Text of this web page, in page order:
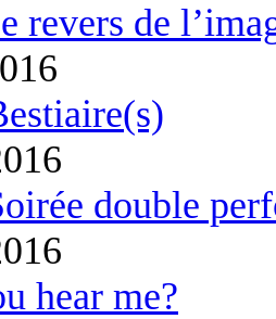
revers de
double
hear me?